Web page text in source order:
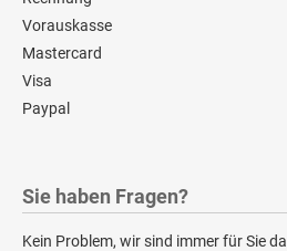
Vorauskasse
Mastercard
Visa
Paypal
Sie haben Fragen?
Kein Problem, wir sind immer für Sie da